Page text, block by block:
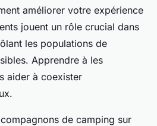
améliorer votre expérience
jouent un rôle crucial dans
les populations de
Apprendre à les
aider à coexister
de camping sur